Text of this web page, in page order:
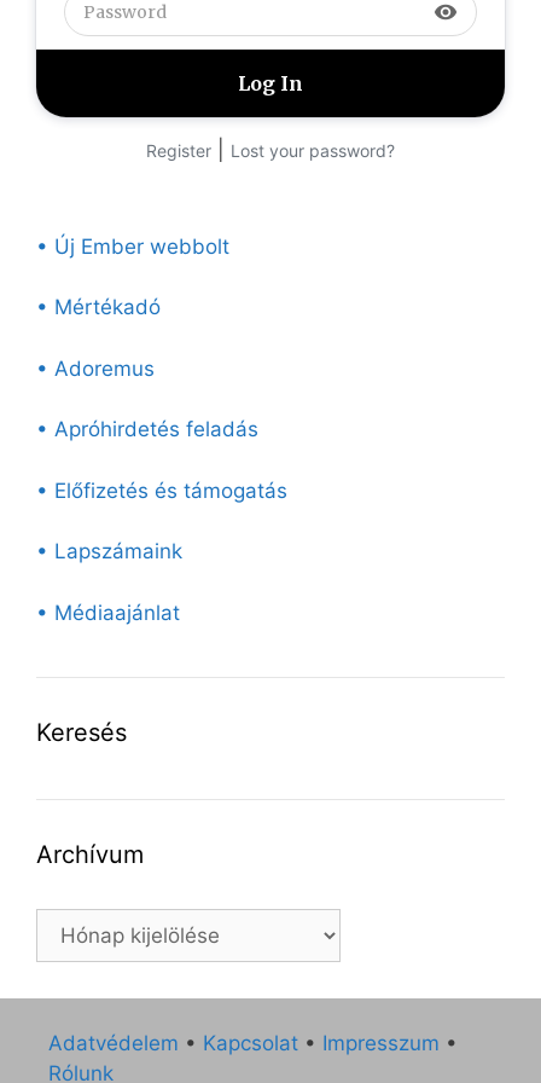
visibility
Register Lost your password?
• Új Ember webbolt
• Mértékadó
• Adoremus
• Apróhirdetés feladás
• Előfizetés és támogatás
• Lapszámaink
• Médiaajánlat
Keresés
Archívum
Archívum
Adatvédelem • Kapcsolat • Impresszum •
Rólunk